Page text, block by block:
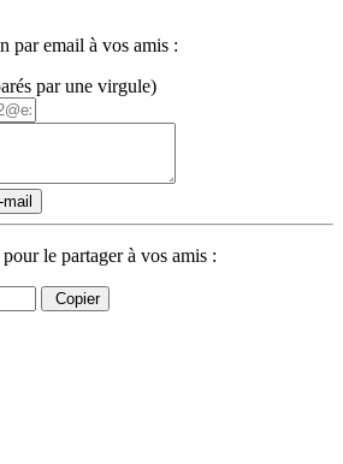
par email à vos amis :
par une virgule)
le partager à vos amis :
Copier